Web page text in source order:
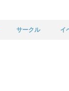
サークル イ